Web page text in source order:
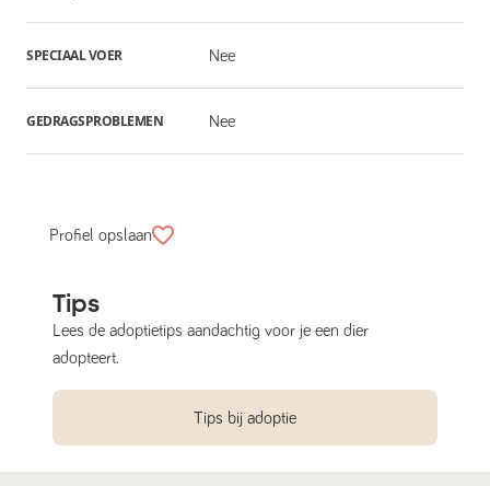
SPECIAAL VOER Nee
GEDRAGSPROBLEMEN Nee
Profiel opslaan
Tips
Lees de adoptietips aandachtig voor je een dier
adopteert.
Tips bij adoptie